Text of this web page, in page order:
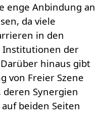
enge Anbindung an
da viele
in den
Institutionen der
hinaus gibt
von Freier Szene
Synergien
beiden Seiten